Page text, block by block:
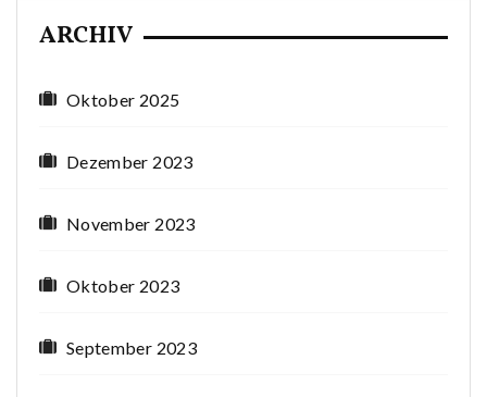
ARCHIV
Oktober 2025
Dezember 2023
November 2023
Oktober 2023
September 2023